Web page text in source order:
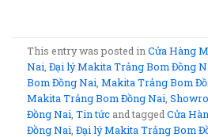
This entry was posted inCửa Hàng
Nai ,Đại lý Makita Trảng Bom Đồng
Bom Đồng Nai ,Makita Trảng Bom
Makita Trảng Bom Đồng Nai ,
Đồng Nai ,Tin tức and taggedCửa
Đồng Nai ,Đại lý Makita Trảng Bom